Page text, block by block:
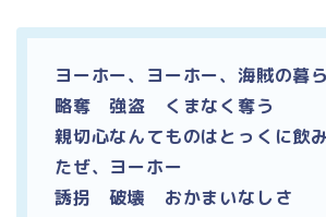
ヨーホー、ヨーホー、海賊の暮
略奪 強盗 くまなく奪う
親切心なんてものはとっくに飲
たぜ、ヨーホー
誘拐 破壊 おかまいなしさ